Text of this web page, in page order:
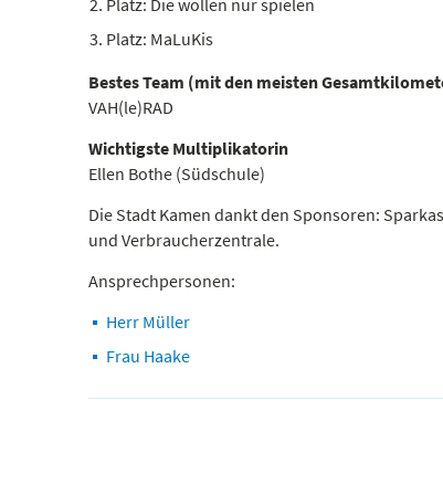
Platz: Die wollen nur spielen
Platz: MaLuKis
Bestes Team (mit den meisten
VAH(le)RAD
Wichtigste Multiplikatorin
Ellen Bothe (Südschule)
Die Stadt Kamen dankt den Sponsoren:
und Verbraucherzentrale.
Ansprechpersonen:
Herr Müller
Frau Haake